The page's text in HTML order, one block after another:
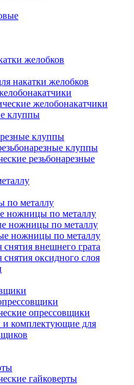
желобков
накатки желобков
желобонакатчики
клуппы
клуппы
клуппы
резьбонарезные
по металлу
ножницы по металлу
ножницы по металлу
ножницы по металлу
снятия внешнего грата
снятия оксидного слоя
опрессовщики
и комплектующие для
гайковерты